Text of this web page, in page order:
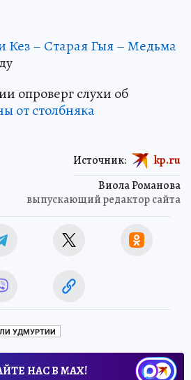
Кез – Старая Гыя – Медьма
опроверг слухи об
от столбняка
Виола Романова
выпускающий редактор сайта
Источник: kp.ru
УДМУРТИИ
НАС В МАХ!